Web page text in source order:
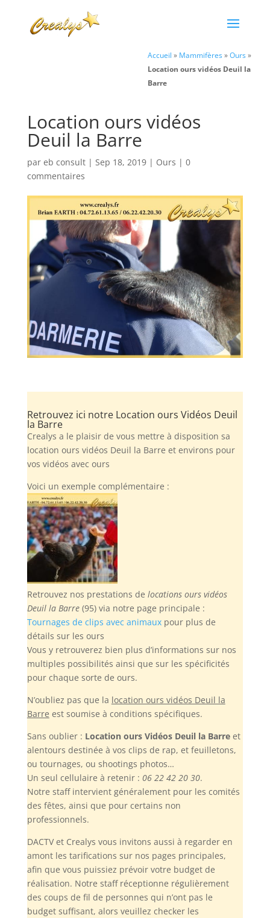
Accueil » Mammifères»Ours»
Location ours vidéos Deuil la
Barre
Location ours vidéos
Deuil la Barre
par eb consult| Sep 18, 2019| Ours | 0
commentaires
Retrouvez ici notre Location ours Vidéos Deuil
la Barre
Crealys a le plaisir de vous mettre à disposition sa
location ours vidéos Deuil la Barre et environs pour
vos vidéos avec ours
Voici un exemple complémentaire :
Retrouvez nos prestations de locations ours vidéos
Deuil la Barre(95) via notre page principale :
Tournages de clips avec animauxpour plus de
détails sur les ours
Vous y retrouverez bien plus d’informations sur nos
multiples possibilités ainsi que sur les spécificités
pour chaque sorte de ours.
N’oubliez pas que la location ours vidéos Deuil la
Barre est soumise à conditions spécifiques.
Sans oublier : Location ours Vidéos Deuil la Barreet
alentours destinée à vos clips de rap, et feuilletons,
ou tournages, ou shootings photos…
Un seul cellulaire à retenir : 06 22 42 20 30.
Notre staff intervient généralement pour les comités
des fêtes, ainsi que pour certains non
professionnels.
DACTV et Crealys vous invitons aussi à regarder en
amont les tarifications sur nos pages principales,
afin que vous puissiez prévoir votre budget de
réalisation. Notre staff réceptionne régulièrement
des coups de fil de personnes qui n’ont pas le
budget suffisant, alors veuillez checker les